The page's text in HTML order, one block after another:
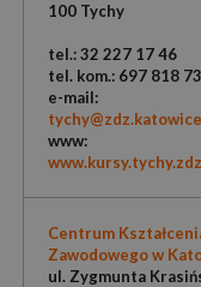
100 Tychy
tel.: 32 227 17 46
tel. kom.: 697 818
e-mail:
www:
Centrum
Zawodowego w
ul. Zygmunta